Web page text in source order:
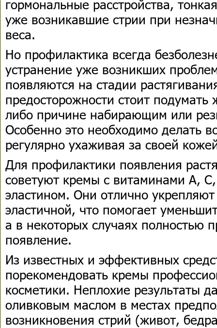
гормональные расстройства,
уже возникавшие стрии при
веса.
Но профилактика всегда
устранение уже возникших
появляются на стадии
предосторожности стоит
либо причине набирающим или
Особенно это необходимо делать
регулярно ухаживая за своей
Для профилактики появления
советуют кремы с витаминами А,
эластином. Они отлично
эластичной, что помогает
а в некоторых случаях полностью
появление.
Из известных и эффективных
порекомендовать кремы
косметики. Неплохие результаты
оливковым маслом в местах
возникновения стрий (живот,